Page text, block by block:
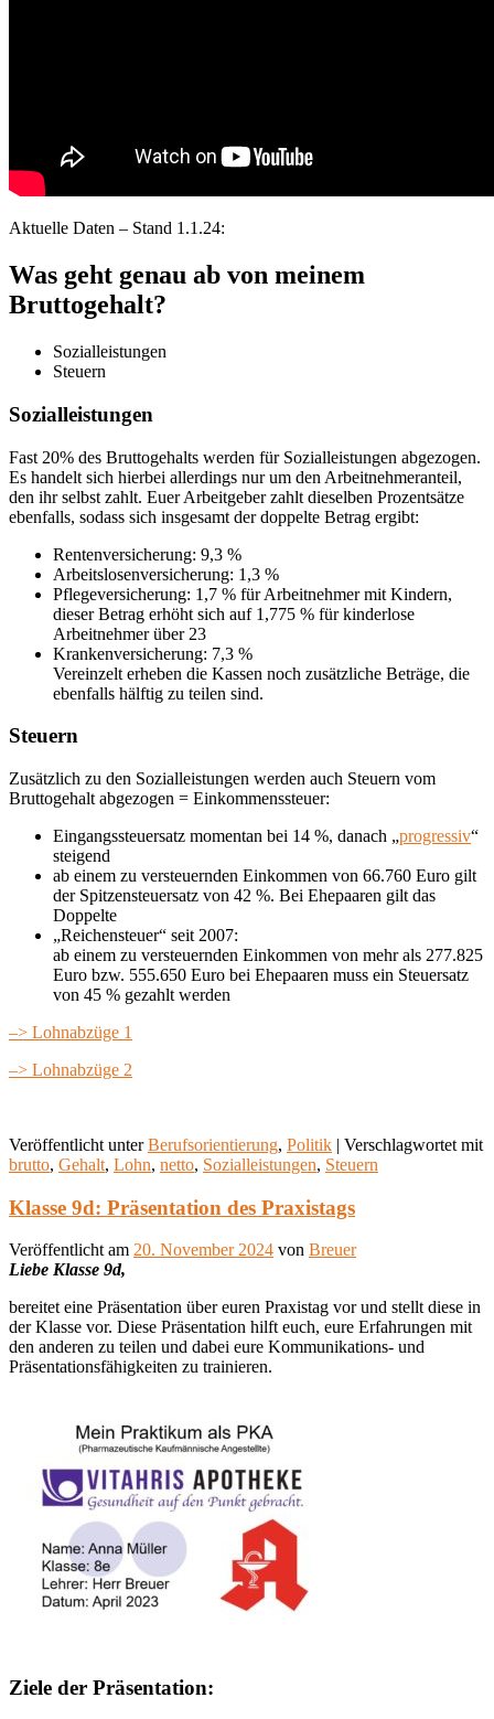
Aktuelle Daten – Stand 1.1.24:
Was geht genau ab von meinem
Bruttogehalt?
Sozialleistungen
Steuern
Sozialleistungen
Fast 20% des Bruttogehalts werden für Sozialleistungen abgezogen.
Es handelt sich hierbei allerdings nur um den Arbeitnehmeranteil,
den ihr selbst zahlt. Euer Arbeitgeber zahlt dieselben Prozentsätze
ebenfalls, sodass sich insgesamt der doppelte Betrag ergibt:
Rentenversicherung: 9,3 %
Arbeitslosenversicherung: 1,3 %
Pflegeversicherung: 1,7 % für Arbeitnehmer mit Kindern,
dieser Betrag erhöht sich auf 1,775 % für kinderlose
Arbeitnehmer über 23
Krankenversicherung: 7,3 %
Vereinzelt erheben die Kassen noch zusätzliche Beträge, die
ebenfalls hälftig zu teilen sind.
Steuern
Zusätzlich zu den Sozialleistungen werden auch Steuern vom
Bruttogehalt abgezogen = Einkommenssteuer:
Eingangssteuersatz momentan bei 14 %, danach „progressiv“
steigend
ab einem zu versteuernden Einkommen von 66.760 Euro gilt
der Spitzensteuersatz von 42 %. Bei Ehepaaren gilt das
Doppelte
„Reichensteuer“ seit 2007:
ab einem zu versteuernden Einkommen von mehr als 277.825
Euro bzw. 555.650 Euro bei Ehepaaren muss ein Steuersatz
von 45 % gezahlt werden
–> Lohnabzüge 1
–> Lohnabzüge 2
Veröffentlicht unter Berufsorientierung, Politik | Verschlagwortet mit
brutto, Gehalt, Lohn, netto, Sozialleistungen, Steuern
Klasse 9d: Präsentation des Praxistags
Veröffentlicht am 20. November 2024 von Breuer
Liebe Klasse 9d,
bereitet eine Präsentation über euren Praxistag vor und stellt diese in
der Klasse vor. Diese Präsentation hilft euch, eure Erfahrungen mit
den anderen zu teilen und dabei eure Kommunikations- und
Präsentationsfähigkeiten zu trainieren.
Ziele der Präsentation: